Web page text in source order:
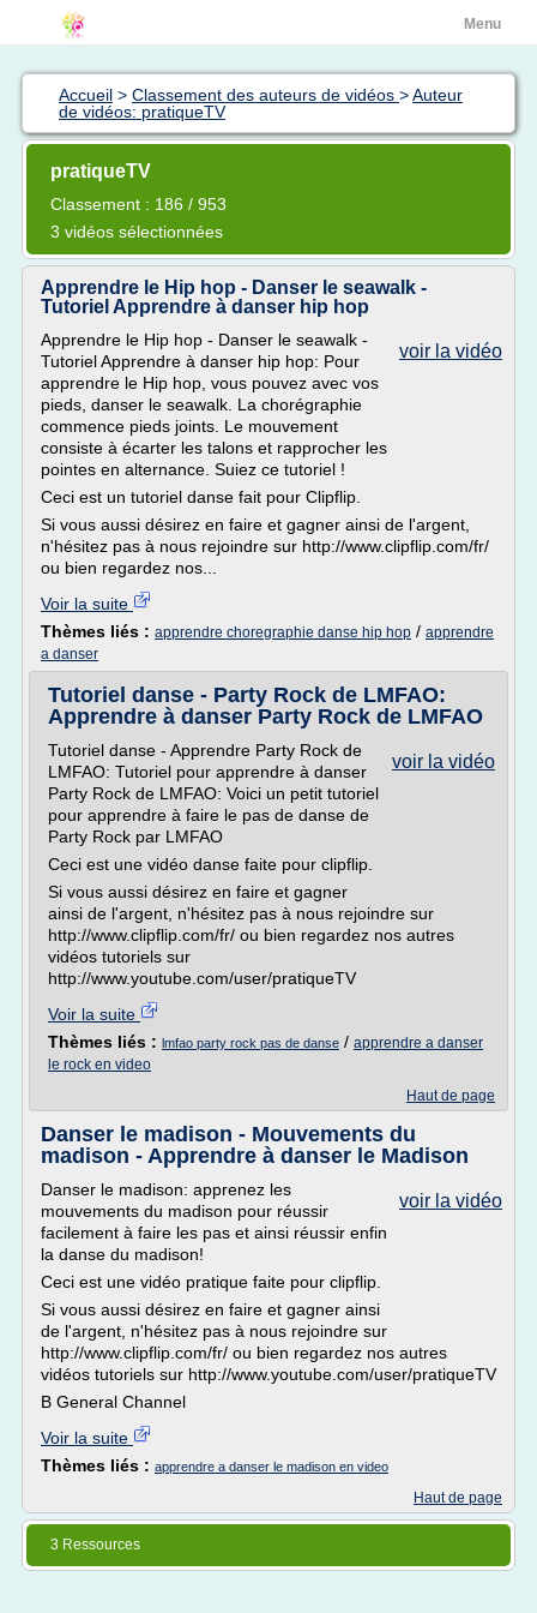
Menu
Accueil > Classement des auteurs de vidéos >Auteur
de vidéos: pratiqueTV
pratiqueTV
Classement : 186 / 953
3 vidéos sélectionnées
Apprendre le Hip hop - Danser le seawalk -
Tutoriel Apprendre à danser hip hop
voir la vidéo
Apprendre le Hip hop - Danser le seawalk -
Tutoriel Apprendre à danser hip hop: Pour
apprendre le Hip hop, vous pouvez avec vos
pieds, danser le seawalk. La chorégraphie
commence pieds joints. Le mouvement
consiste à écarter les talons et rapprocher les
pointes en alternance. Suiez ce tutoriel !
Ceci est un tutoriel danse fait pour Clipflip.
Si vous aussi désirez en faire et gagner ainsi de l'argent,
n'hésitez pas à nous rejoindre sur http://www.clipflip.com/fr/
ou bien regardez nos...
Voir la suite
Thèmes liés : apprendre choregraphie danse hip hop / apprendre
a danser
Tutoriel danse - Party Rock de LMFAO:
Apprendre à danser Party Rock de LMFAO
voir la vidéo
Tutoriel danse - Apprendre Party Rock de
LMFAO: Tutoriel pour apprendre à danser
Party Rock de LMFAO: Voici un petit tutoriel
pour apprendre à faire le pas de danse de
Party Rock par LMFAO
Ceci est une vidéo danse faite pour clipflip.
Si vous aussi désirez en faire et gagner
ainsi de l'argent, n'hésitez pas à nous rejoindre sur
http://www.clipflip.com/fr/ ou bien regardez nos autres
vidéos tutoriels sur
http://www.youtube.com/user/pratiqueTV
Voir la suite
Thèmes liés : lmfao party rock pas de danse / apprendre a danser
le rock en video
Haut de page
Danser le madison - Mouvements du
madison - Apprendre à danser le Madison
voir la vidéo
Danser le madison: apprenez les
mouvements du madison pour réussir
facilement à faire les pas et ainsi réussir enfin
la danse du madison!
Ceci est une vidéo pratique faite pour clipflip.
Si vous aussi désirez en faire et gagner ainsi
de l'argent, n'hésitez pas à nous rejoindre sur
http://www.clipflip.com/fr/ ou bien regardez nos autres
vidéos tutoriels sur http://www.youtube.com/user/pratiqueTV
B General Channel
Voir la suite
Thèmes liés : apprendre a danser le madison en video
Haut de page
3 Ressources